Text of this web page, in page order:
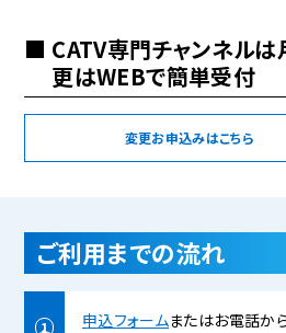
CATV専門チャンネルは
更はWEBで簡単受付
変更お申込みはこちら
ご利用までの流れ
申込フォームまたはお電話か